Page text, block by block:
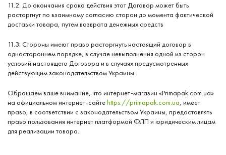
11.2. До окончания срока действия этот Договор может быть
расторгнут по взаимному согласию сторон до момента фактической
доставки товара, путем возврата денежных средств
11.3. Стороны имеют право расторгнуть настоящий договор в
одностороннем порядке, в случае невыполнения одной из сторон
условий настоящего Договора и в случаях предусмотренных
действующим законодательством Украины.
Обращаем ваше внимание, что интернет-магазин «Primapak.com.ua»
на официальном интернет-сайтеhttps://primapak.com.ua, имеет
право, в соответствии с законодательством Украины, предоставлять
право пользования интернет платформой ФЛП и юридическим лицам
для реализации товара.